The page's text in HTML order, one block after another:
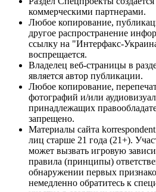
коммерческими партнерами.
Любое копирование,
другое распространение
ссылку на "Интерфакс-
воспрещается.
Владелец веб-страницы в
является автор публикации.
Любое копирование,
фотографий и/или
принадлежащих
запрещено.
Материалы сайта
лиц старше 21 года (21+).
может вызвать игровую
правила (принципы)
обнаружении первых
немедленно обратитесь к